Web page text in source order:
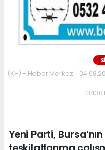
(KH) - Haber Merkezi |
Yeni Parti,